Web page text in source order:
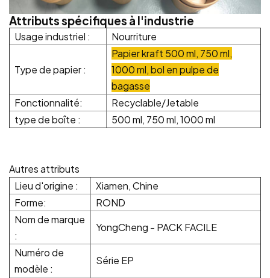
Attributs spécifiques à l'industrie
Usage industriel : Nourriture
Type de papier :
Papier kraft 500 ml, 750 ml,
1000 ml, bol en pulpe de
bagasse
Fonctionnalité:
Recyclable/Jetable
type de boîte :
500 ml, 750 ml, 1000 ml
Autres attributs
Lieu d'origine :
Xiamen, Chine
Forme:
ROND
Nom de marque
:
YongCheng - PACK FACILE
Numéro de
modèle :
Série EP